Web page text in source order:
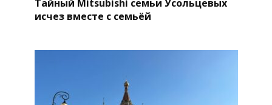
исчез вместе с семьёй